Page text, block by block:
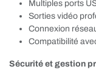
Multiples ports
Sorties vidéo
Connexion
Compatibilité
Sécurité et gestion